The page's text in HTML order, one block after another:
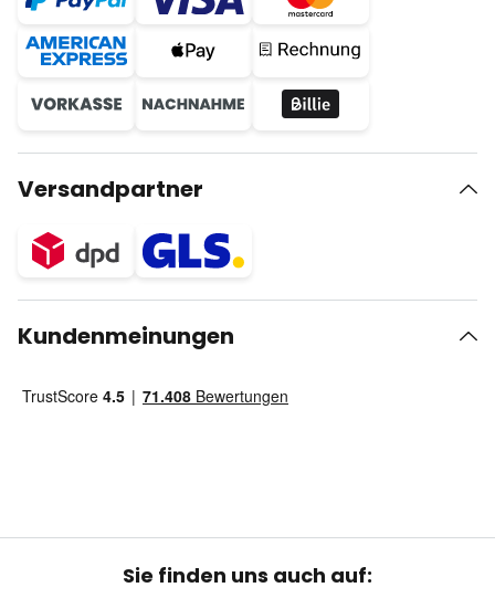
Versandpartner
Kundenmeinungen
Sie finden uns auch auf: